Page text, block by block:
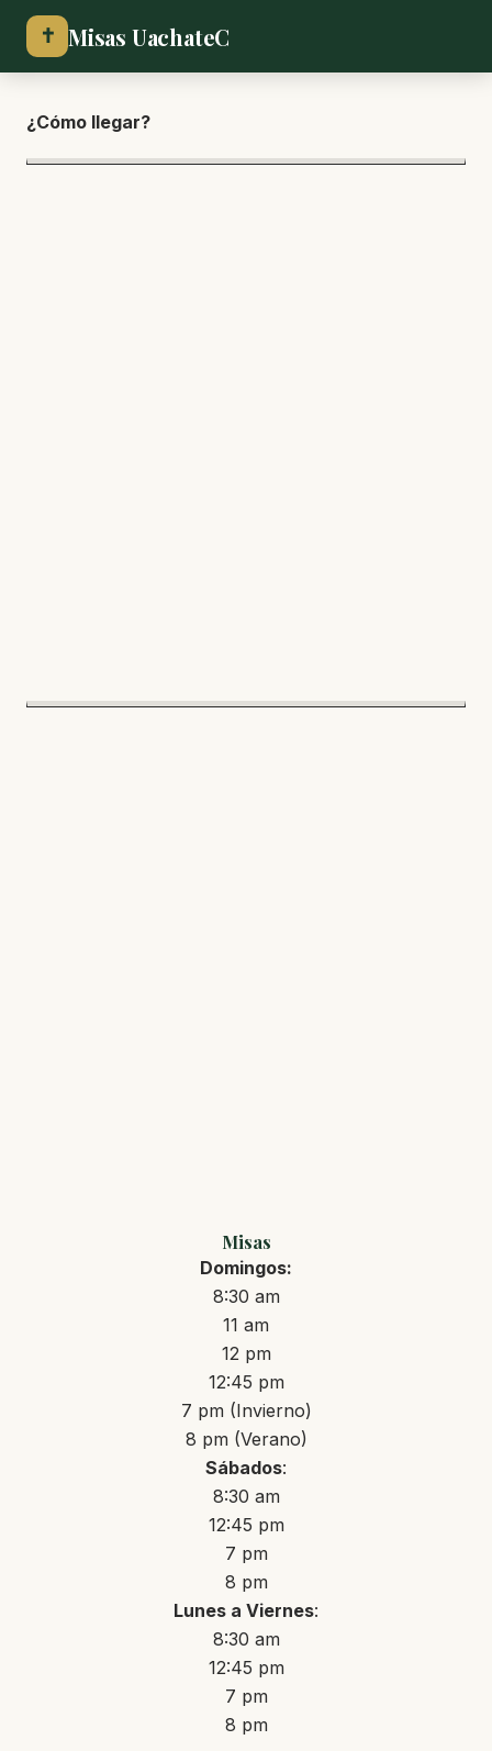
✝ Misas UachateC
¿Cómo llegar?
Misas
Domingos:
8:30 am
11 am
12 pm
12:45 pm
7 pm (Invierno)
8 pm (Verano)
Sábados:
8:30 am
12:45 pm
7 pm
8 pm
Lunes a Viernes:
8:30 am
12:45 pm
7 pm
8 pm